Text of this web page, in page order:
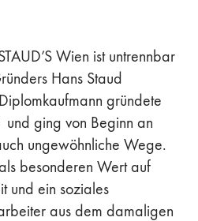
Wien ist untrennbar
Hans Staud
gründete
und ging von Beginn an
ungewöhnliche Wege.
besonderen Wert auf
und ein soziales
aus dem damaligen